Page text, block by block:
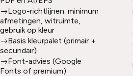
→Logo-richtlijnen: minimum
afmetingen, witruimte,
gebruik op kleur
→Basis kleurpalet (primair +
secundair)
→Font-advies (Google
Fonts of premium)